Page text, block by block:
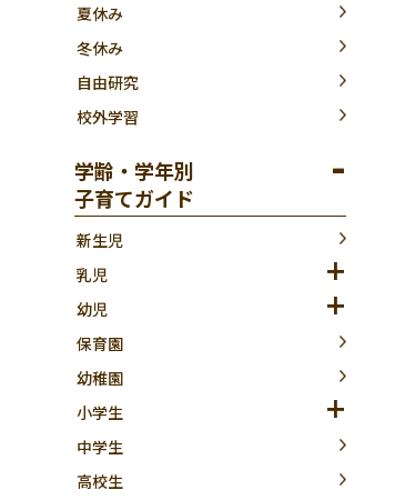
夏休み
冬休み
自由研究
校外学習
学齢・学年別
子育てガイド
新生児
乳児
幼児
保育園
幼稚園
小学生
中学生
高校生